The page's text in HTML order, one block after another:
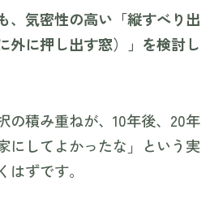
、気密性の高い「縦すべり出
外に押し出す窓）」を検討し
の積み重ねが、10年後、20年
にしてよかったな」という実
ずです。